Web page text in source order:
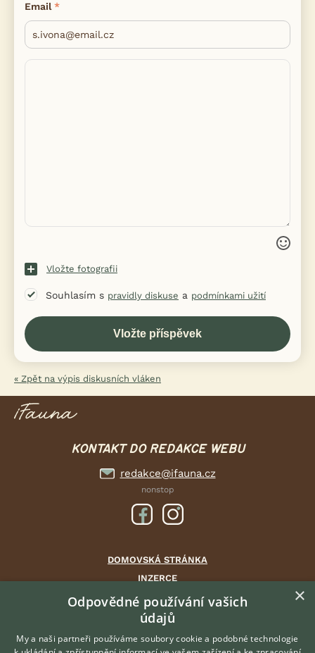
Email
Vložte fotografii
Souhlasím s pravidly diskuse a podmínkami užití
« Zpět na výpis diskusních vláken
KONTAKT DO REDAKCE WEBU
redakce@ifauna.cz
nonstop
DOMOVSKÁ STRÁNKA
INZERCE
DISKUSE
ČLÁNKY
CHOVATELSKÉ STANICE
×
Odpovědné používání vašich
údajů
My a naši partneři používáme soubory cookie a podobné technologie